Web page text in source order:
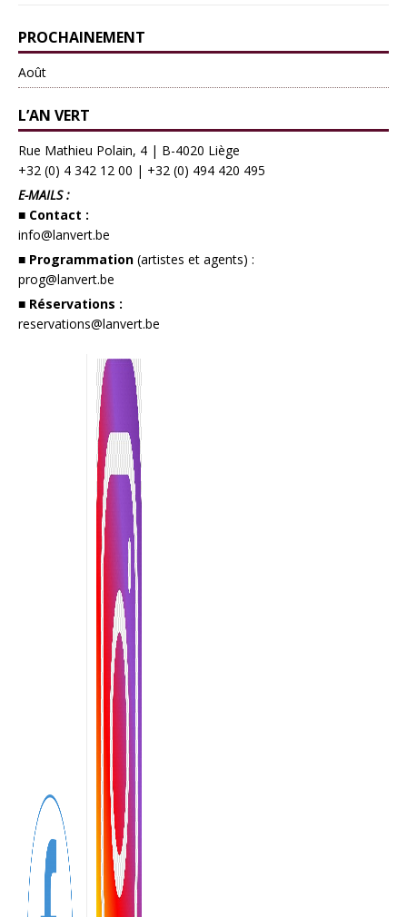
PROCHAINEMENT
Août
L’AN VERT
Rue Mathieu Polain, 4 | B-4020 Liège
+32 (0) 4 342 12 00 | +32 (0) 494 420 495
E-MAILS :
■ Contact :
info@lanvert.be
■ Programmation (artistes et agents) :
prog@lanvert.be
■ Réservations :
reservations@lanvert.be